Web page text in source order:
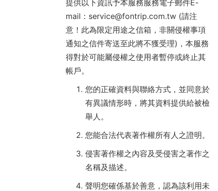
提供以下資訊予本服務服務電子郵件E-
mail：service@fontrip.com.tw (請注
意！此為限定用途之信箱，非關侵權事項
通知之信件寄送至此將不獲受理)，本服務
得對於可能屬侵權之使用者暫停或終止其
帳戶。
您的正確資料與聯絡方式，並同意於
有異議情形時，將其資料提供給被檢
舉人。
您能合法代表著作權所有人之證明。
侵害著作權之內容及受侵害之著作之
名稱及描述。
聲明您確係基於善意，認為該利用未